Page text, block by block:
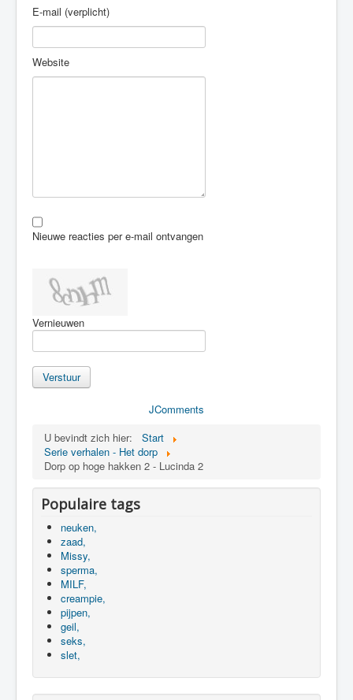
E-mail (verplicht)
Website
Nieuwe reacties per e-mail ontvangen
Vernieuwen
Verstuur
JComments
U bevindt zich hier:
Start
Serie verhalen - Het dorp
Dorp op hoge hakken 2 - Lucinda 2
Populaire tags
neuken,
zaad,
Missy,
sperma,
MILF,
creampie,
pijpen,
geil,
seks,
slet,